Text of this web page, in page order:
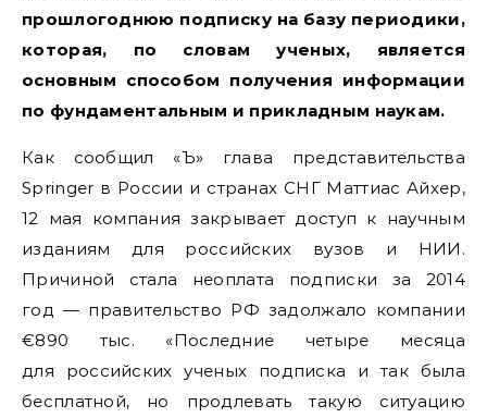
прошлогоднюю подписку на базу периодики,
которая, по словам ученых, является
основным способом получения информации
по фундаментальным и прикладным наукам.
Как сообщил «Ъ» глава представительства
Springer в России и странах СНГ Маттиас Айхер,
12 мая компания закрывает доступ к научным
изданиям для российских вузов и НИИ.
Причиной стала неоплата подписки за 2014
год — правительство РФ задолжало компании
€890 тыс. «Последние четыре месяца
для российских ученых подписка и так была
бесплатной, но продлевать такую ситуацию